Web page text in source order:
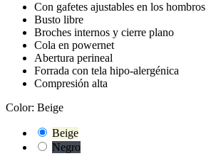
Con gafetes ajustables en los hombros
Busto libre
Broches internos y cierre plano
Cola en powernet
Abertura perineal
Forrada con tela hipo-alergénica
Compresión alta
Color: Beige
Beige
Negro